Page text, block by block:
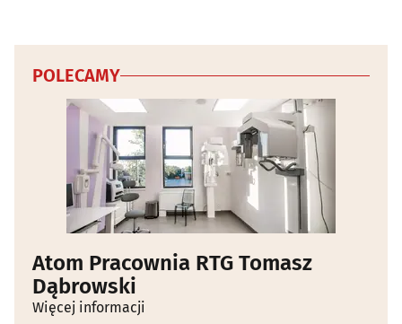
POLECAMY
Atom Pracownia RTG Tomasz
Dąbrowski
Więcej informacji